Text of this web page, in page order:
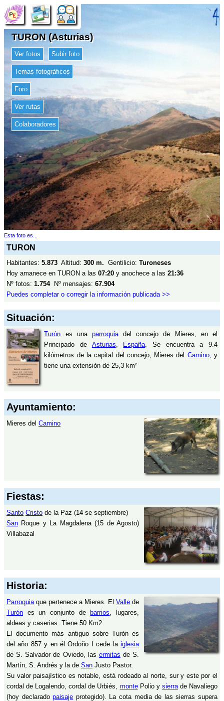
TURON (Asturias)
Ver fotos Subir foto
Temas fotográficos
Foro
Ver rutas
Colaboradores
Esta foto es...
TURON
Habitantes: 5.873 Altitud: 300 m. Gentilicio: Turoneses
Hoy amanece en TURON a las 07:20 y anochece a las 21:36
Nº fotos: 1.754Nº mensajes: 67.904
Puedes completar o corregir la información publicada >>
Situación:
Turón es una parroquiadel concejo de Mieres, en el
Principado de Asturias, España. Se encuentra a 9.4
kilómetros de la capital del concejo, Mieres del Camino, y
tiene una extensión de 25,3 km²
Ayuntamiento:
Mieres del Camino
Fiestas:
Santo Cristo de la Paz (14 se septiembre)
San Roque y La Magdalena (15 de Agosto)
Villabazal
Historia:
Parroquiaque pertenece a Mieres. ElValle de
Turón es un conjunto de barrios, lugares,
aldeas y caserias. Tiene 50 Km2.
El documento más antiguo sobre Turón es
del año 857 y en él Ordoño I cede laiglesia
de S. Salvador de Oviedo, las ermitas de S.
Martín, S. Andrés y la de San Justo Pastor.
Su valor paisajístico es notable, está rodeado al norte, sur y este por el
cordal de Logalendo, cordal de Urbiés, montePolio y sierrade Navaliego
(hoy declaradopaisaje protegido). La cota media de las sierras supera